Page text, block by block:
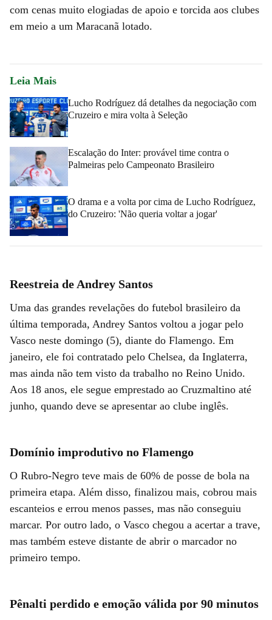
com cenas muito elogiadas de apoio e torcida aos clubes
em meio a um Maracanã lotado.
Leia Mais
Lucho Rodríguez dá detalhes da negociação com
Cruzeiro e mira volta à Seleção
Escalação do Inter: provável time contra o
Palmeiras pelo Campeonato Brasileiro
O drama e a volta por cima de Lucho Rodríguez,
do Cruzeiro: 'Não queria voltar a jogar'
Reestreia de Andrey Santos
Uma das grandes revelações do futebol brasileiro da
última temporada, Andrey Santos voltou a jogar pelo
Vasco neste domingo (5), diante do Flamengo. Em
janeiro, ele foi contratado pelo Chelsea, da Inglaterra,
mas ainda não tem visto da trabalho no Reino Unido.
Aos 18 anos, ele segue emprestado ao Cruzmaltino até
junho, quando deve se apresentar ao clube inglês.
Domínio improdutivo no Flamengo
O Rubro-Negro teve mais de 60% de posse de bola na
primeira etapa. Além disso, finalizou mais, cobrou mais
escanteios e errou menos passes, mas não conseguiu
marcar. Por outro lado, o Vasco chegou a acertar a trave,
mas também esteve distante de abrir o marcador no
primeiro tempo.
Pênalti perdido e emoção válida por 90 minutos